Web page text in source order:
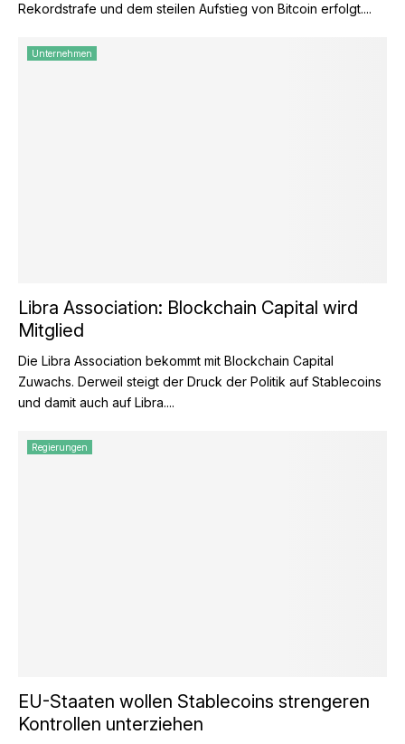
Rekordstrafe und dem steilen Aufstieg von Bitcoin erfolgt....
Unternehmen
Libra Association: Blockchain Capital wird
Mitglied
Die Libra Association bekommt mit Blockchain Capital
Zuwachs. Derweil steigt der Druck der Politik auf Stablecoins
und damit auch auf Libra....
Regierungen
EU-Staaten wollen Stablecoins strengeren
Kontrollen unterziehen